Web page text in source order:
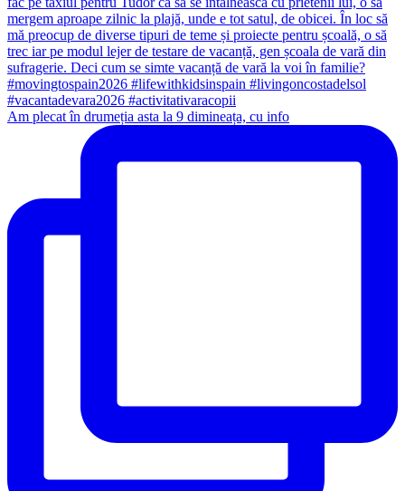
Am plecat în drumeția asta la 9 dimineața, cu info